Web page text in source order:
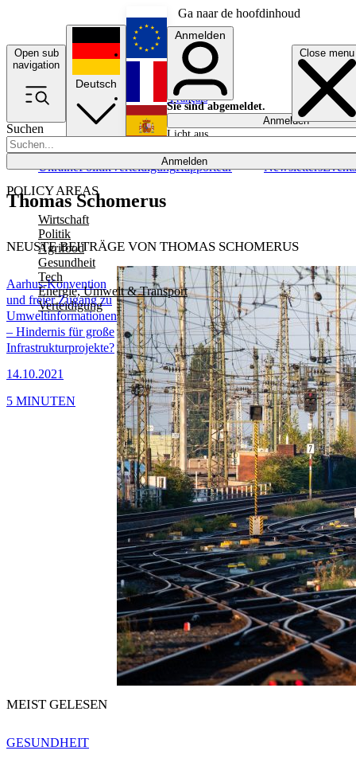
Ga naar de hoofdinhoud
Open sub
navigation
Close menu
Suchen
Anmelden
POLICY AREAS
Wirtschaft
Politik
Agrifood
Gesundheit
Tech
Energie, Umwelt & Transport
Verteidigung
UkrainePolitikVerteidigungRapporteur NewslettersEvents
Deutsch
English
Français
Anmelden
Sie sind abgemeldet.
Anmelden
Licht aus
Thomas Schomerus
NEUSTE BEITRÄGE VON THOMAS SCHOMERUS
Aarhus-Konvention
und freier Zugang zu
Umweltinformationen
– Hindernis für große
Infrastrukturprojekte?
14.10.2021
5 MINUTEN
MEIST GELESEN
GESUNDHEIT